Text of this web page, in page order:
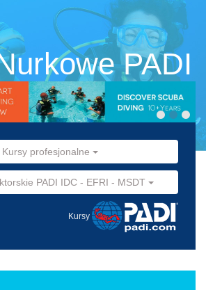
PADI
Kursy profesjonalne
PADI IDC - EFRI - MSDT
Kursy